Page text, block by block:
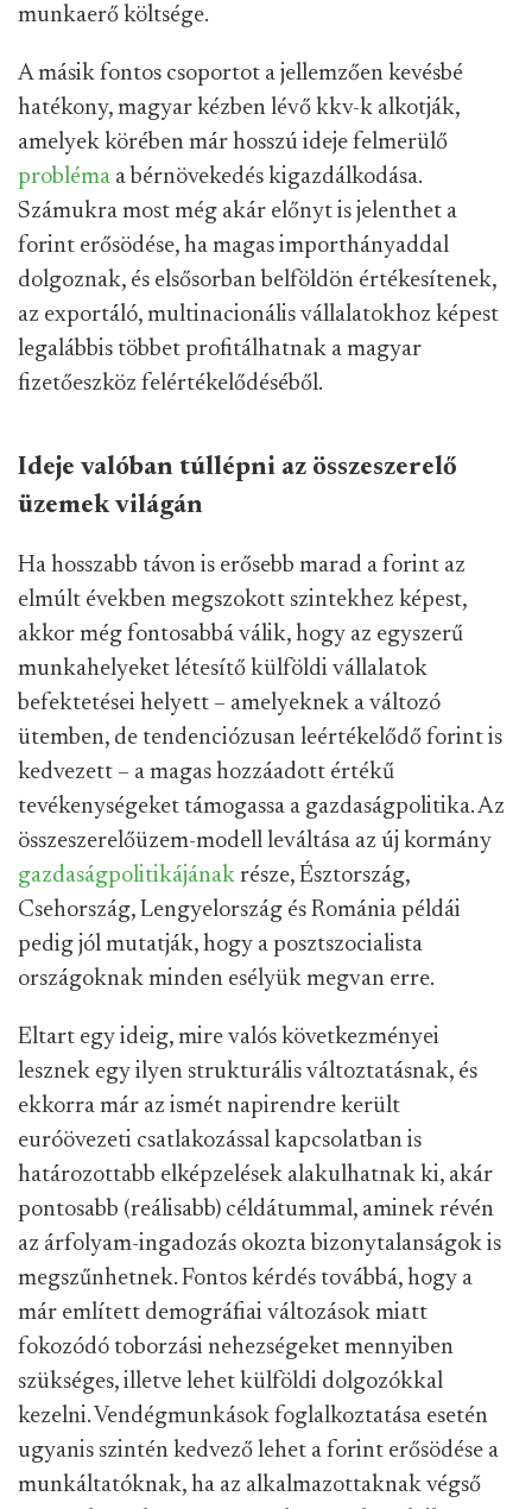
munkaerő költsége.
A másik fontos csoportot a jellemzően kevésbé
hatékony, magyar kézben lévő kkv-k alkotják,
amelyek körében már hosszú ideje felmerülő
probléma a bérnövekedés kigazdálkodása.
Számukra most még akár előnyt is jelenthet a
forint erősödése, ha magas importhányaddal
dolgoznak, és elsősorban belföldön értékesítenek,
az exportáló, multinacionális vállalatokhoz képest
legalábbis többet profitálhatnak a magyar
fizetőeszköz felértékelődéséből.
Ideje valóban túllépni az összeszerelő
üzemek világán
Ha hosszabb távon is erősebb marad a forint az
elmúlt években megszokott szintekhez képest,
akkor még fontosabbá válik, hogy az egyszerű
munkahelyeket létesítő külföldi vállalatok
befektetései helyett – amelyeknek a változó
ütemben, de tendenciózusan leértékelődő forint is
kedvezett – a magas hozzáadott értékű
tevékenységeket támogassa a gazdaságpolitika. Az
összeszerelőüzem-modell leváltása az új kormány
gazdaságpolitikájának része, Észtország,
Csehország, Lengyelország és Románia példái
pedig jól mutatják, hogy a posztszocialista
országoknak minden esélyük megvan erre.
Eltart egy ideig, mire valós következményei
lesznek egy ilyen strukturális változtatásnak, és
ekkorra már az ismét napirendre került
euróövezeti csatlakozással kapcsolatban is
határozottabb elképzelések alakulhatnak ki, akár
pontosabb (reálisabb) céldátummal, aminek révén
az árfolyam-ingadozás okozta bizonytalanságok is
megszűnhetnek. Fontos kérdés továbbá, hogy a
már említett demográfiai változások miatt
fokozódó toborzási nehezségeket mennyiben
szükséges, illetve lehet külföldi dolgozókkal
kezelni. Vendégmunkások foglalkoztatása esetén
ugyanis szintén kedvező lehet a forint erősödése a
munkáltatóknak, ha az alkalmazottaknak végső